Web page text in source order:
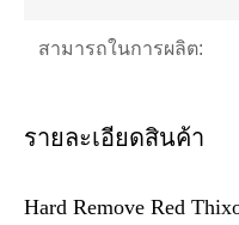
สามารถในการผลิต:
รายละเอียดสินค้า
Hard Remove Red